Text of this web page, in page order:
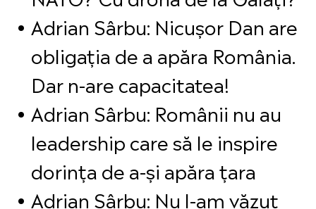
Adrian Sârbu: Nicușor Dan are
obligația de a apăra România.
Dar n-are capacitatea!
Adrian Sârbu: Românii nu au
leadership care să le inspire
dorința de a-și apăra țara
Adrian Sârbu: Nu l-am văzut